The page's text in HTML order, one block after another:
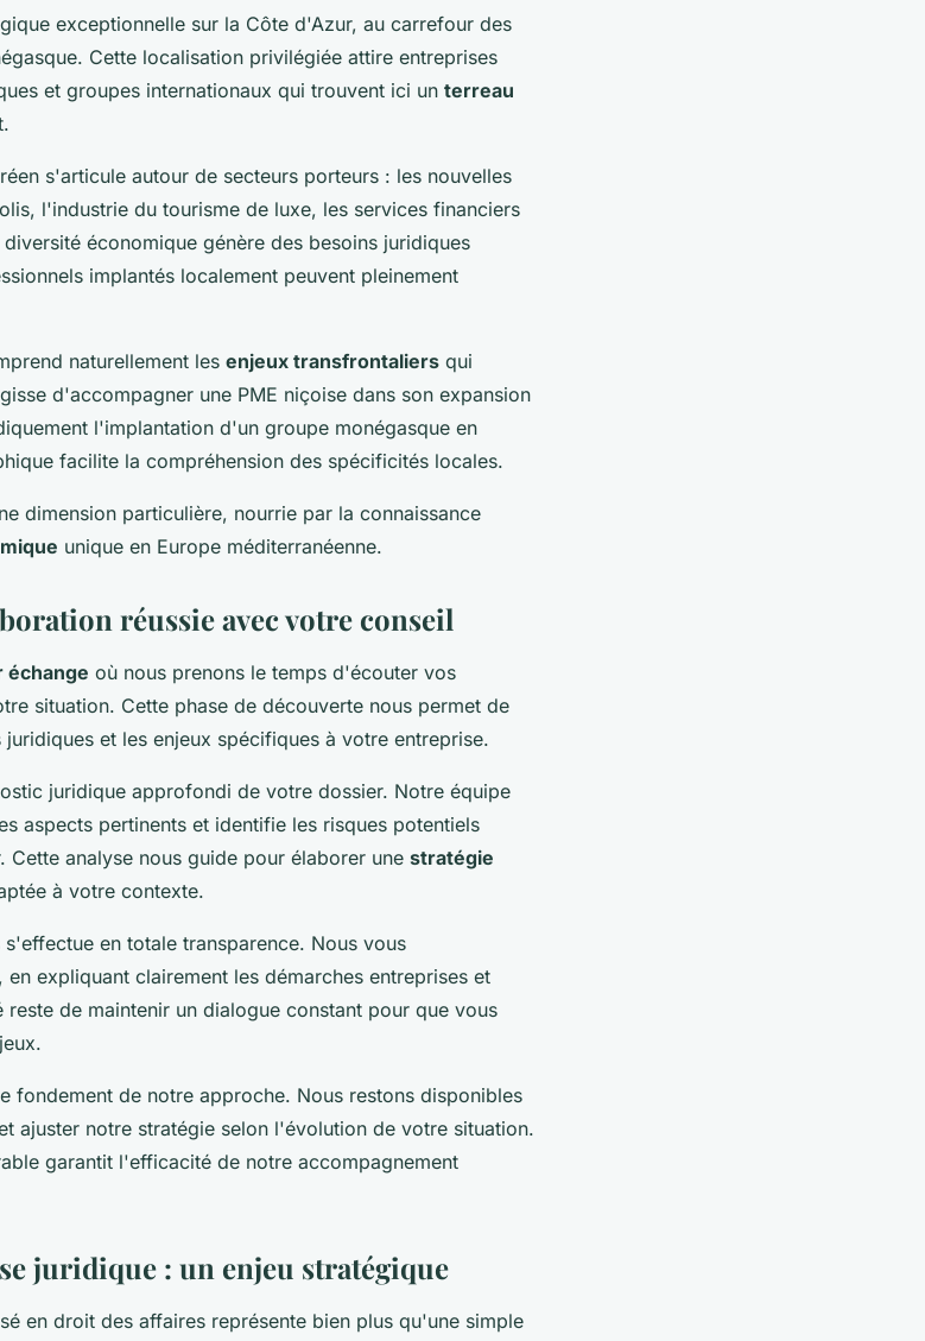
exceptionnelle sur la Côte d'Azur, au carrefour des
Cette localisation privilégiée attire entreprises
et groupes internationaux qui trouvent ici un terreau
s'articule autour de secteurs porteurs : les nouvelles
l'industrie du tourisme de luxe, les services financiers
économique génère des besoins juridiques
implantés localement peuvent pleinement
naturellement les enjeux transfrontaliers qui
d'accompagner une PME niçoise dans son expansion
l'implantation d'un groupe monégasque en
facilite la compréhension des spécificités locales.
dimension particulière, nourrie par la connaissance
unique en Europe méditerranéenne.
réussie avec votre conseil
échange où nous prenons le temps d'écouter vos
situation. Cette phase de découverte nous permet de
et les enjeux spécifiques à votre entreprise.
juridique approfondi de votre dossier. Notre équipe
aspects pertinents et identifie les risques potentiels
Cette analyse nous guide pour élaborer une stratégie
à votre contexte.
en totale transparence. Nous vous
expliquant clairement les démarches entreprises et
de maintenir un dialogue constant pour que vous
fondement de notre approche. Nous restons disponibles
ajuster notre stratégie selon l'évolution de votre situation.
garantit l'efficacité de notre accompagnement
juridique : un enjeu stratégique
en droit des affaires représente bien plus qu'une simple